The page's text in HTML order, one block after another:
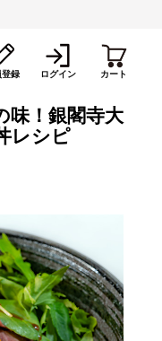
ステーキ
ローストビーフ
カレー・コロッケ・ハン
登録 ログイン カート
味！銀閣寺大
レシピ